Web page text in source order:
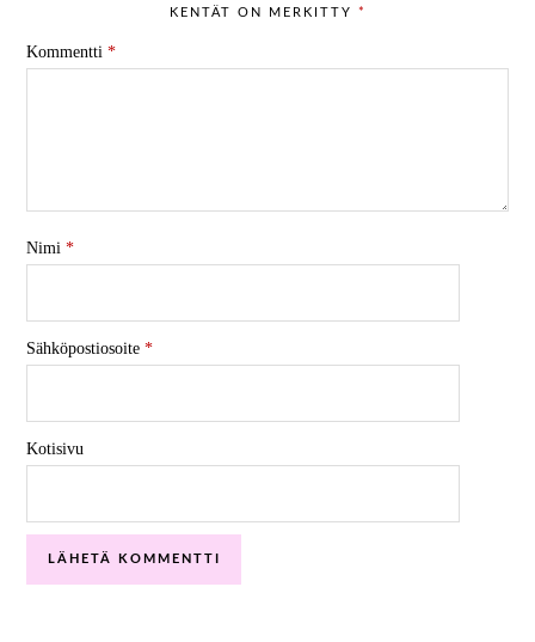
KENTÄT ON MERKITTY
*
Kommentti*
Nimi*
Sähköpostiosoite*
Kotisivu